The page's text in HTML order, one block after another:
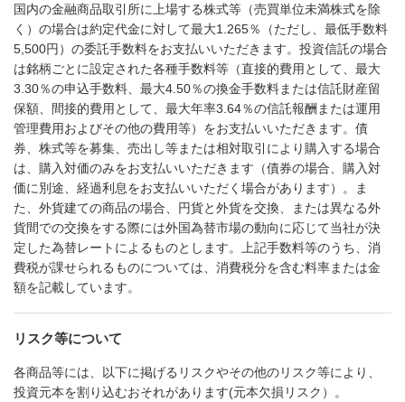
国内の金融商品取引所に上場する株式等（売買単位未満株式を除
く）の場合は約定代金に対して最大1.265％（ただし、最低手数料
5,500円）の委託手数料をお支払いいただきます。投資信託の場合
は銘柄ごとに設定された各種手数料等（直接的費用として、最大
3.30％の申込手数料、最大4.50％の換金手数料または信託財産留
保額、間接的費用として、最大年率3.64％の信託報酬または運用
管理費用およびその他の費用等）をお支払いいただきます。債
券、株式等を募集、売出し等または相対取引により購入する場合
は、購入対価のみをお支払いいただきます（債券の場合、購入対
価に別途、経過利息をお支払いいただく場合があります）。ま
た、外貨建ての商品の場合、円貨と外貨を交換、または異なる外
貨間での交換をする際には外国為替市場の動向に応じて当社が決
定した為替レートによるものとします。上記手数料等のうち、消
費税が課せられるものについては、消費税分を含む料率または金
額を記載しています。
リスク等について
各商品等には、以下に掲げるリスクやその他のリスク等により、
投資元本を割り込むおそれがあります(元本欠損リスク）。